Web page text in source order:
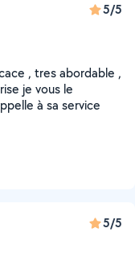
5/5
, tres abordable ,
je vous le
à sa service
5/5